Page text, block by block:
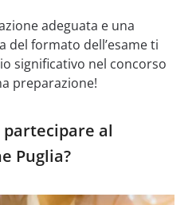
adeguata e una
del formato dell’esame ti
significativo nel concorso
preparazione!
al
Puglia?